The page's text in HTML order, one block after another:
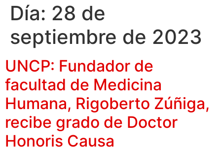
Día: 28 de
septiembre de 2023
UNCP: Fundador de
facultad de Medicina
Humana, Rigoberto Zúñiga,
recibe grado de Doctor
Honoris Causa